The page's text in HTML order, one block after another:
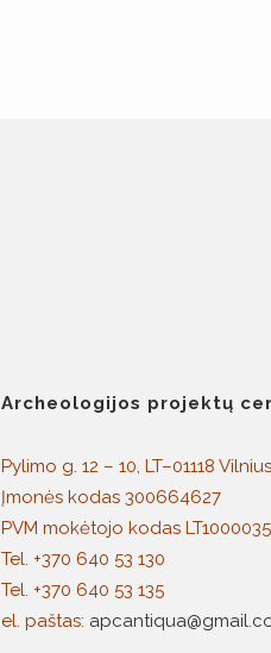
Archeologijos projektų
Pylimo g. 12 – 10, LT–01118
Įmonės kodas 300664627
PVM mokėtojo kodas
Tel. +370 640 53 130
Tel. +370 640 53 135
el. paštas: